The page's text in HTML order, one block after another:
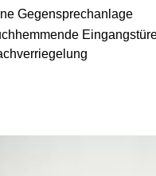
Gegensprechanlage